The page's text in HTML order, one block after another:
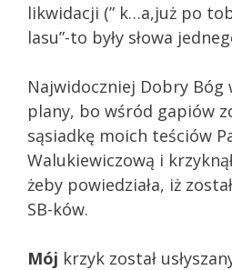
likwidacji (” k…a,już po
lasu”-to były słowa
Najwidoczniej Dobry Bóg
plany, bo wśród gapiów
sąsiadkę moich teściów
Walukiewiczową i
żeby powiedziała, iż
SB-ków.
Mój krzyk został